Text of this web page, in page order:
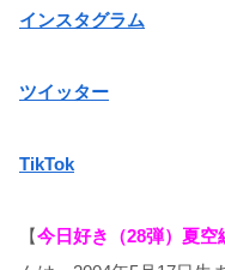
インスタグラム
ツイッター
TikTok
【今日好き（28弾）夏空